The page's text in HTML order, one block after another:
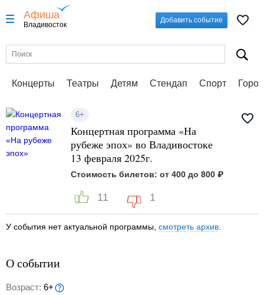
Афиша
Владивосток
Добавить событие
Концерты Театры Детям Стендап Спорт
6+
Концертная программа «На
рубеже эпох» во Владивостоке
13 февраля 2025г.
Стоимость билетов: от 400 до 800 ₽
11 1
У события нет актуальной программы, смотреть архив
О событии
Возраст: 6+